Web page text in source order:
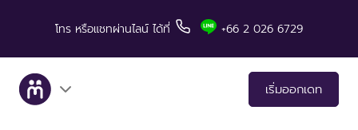
โทร หรือแชทผ่านไลน์ ได้ที่ +66 2 026 6729
เริ่มออกเดท